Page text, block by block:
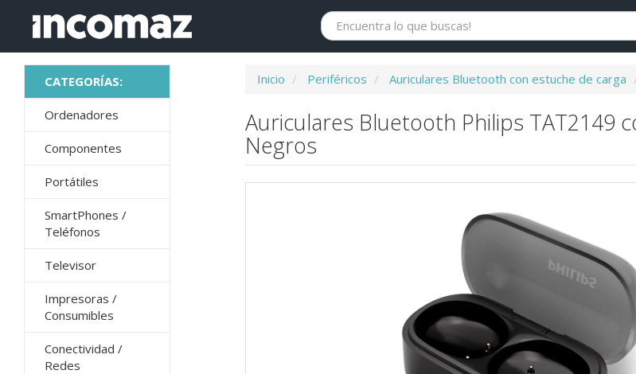
Ordenadores
Componentes
Portátiles
SmartPhones /
Teléfonos
Televisor
Impresoras /
Consumibles
Conectividad /
Redes
Inicio Periféricos Auriculares Bluetooth con estuche de carga
Auriculares Bluetooth Philips TAT2149
Negros